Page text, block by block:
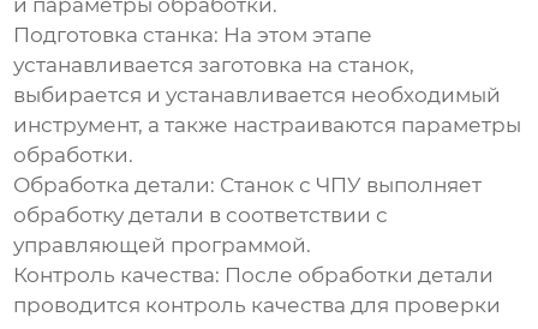
и параметры обработки.
Подготовка станка: На этом этапе
устанавливается заготовка на станок,
выбирается и устанавливается необходимый
инструмент, а также настраиваются параметры
обработки.
Обработка детали: Станок с ЧПУ выполняет
обработку детали в соответствии с
управляющей программой.
Контроль качества: После обработки детали
проводится контроль качества для проверки